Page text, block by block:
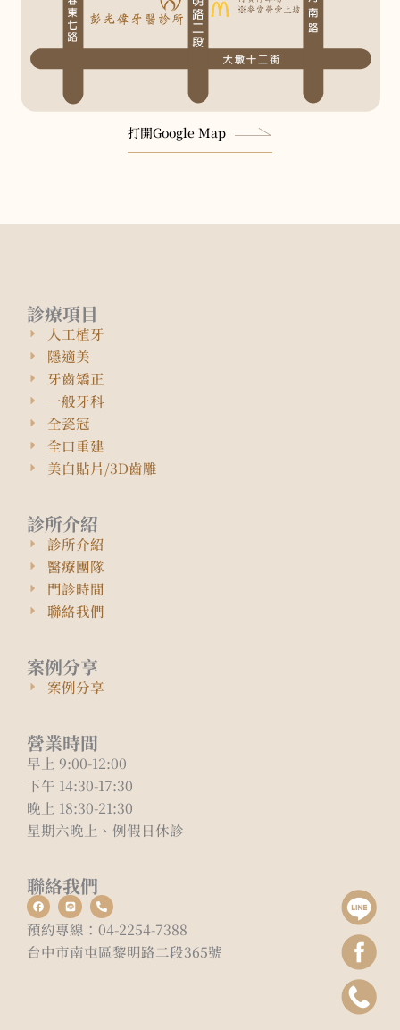
打開Google Map
診療項目
人工植牙
隱適美
牙齒矯正
一般牙科
全瓷冠
全口重建
美白貼片/3D齒雕
診所介紹
診所介紹
醫療團隊
門診時間
聯絡我們
案例分享
案例分享
營業時間
早上 9:00-12:00
下午 14:30-17:30
晚上 18:30-21:30
星期六晚上、例假日休診
聯絡我們
F
a
c
e
o
o
L
i
n
e
P
h
o
n
-
a
預約專線：04-2254-7388
台中市南屯區黎明路二段365號